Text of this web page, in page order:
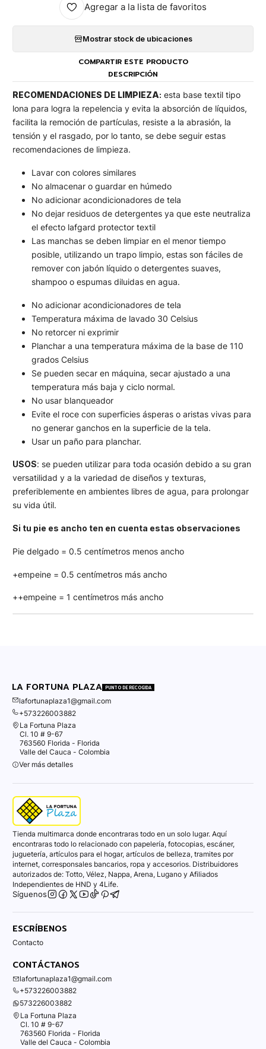
Agregar a la lista de favoritos
Mostrar stock de ubicaciones
COMPARTIR ESTE PRODUCTO
DESCRIPCIÓN
RECOMENDACIONES DE LIMPIEZA: esta base textil tipo
lona para logra la repelencia y evita la absorción de líquidos,
facilita la remoción de partículas, resiste a la abrasión, la
tensión y el rasgado, por lo tanto, se debe seguir estas
recomendaciones de limpieza.
Lavar con colores similares
No almacenar o guardar en húmedo
No adicionar acondicionadores de tela
No dejar residuos de detergentes ya que este neutraliza
el efecto lafgard protector textil
Las manchas se deben limpiar en el menor tiempo
posible, utilizando un trapo limpio, estas son fáciles de
remover con jabón líquido o detergentes suaves,
shampoo o espumas diluidas en agua.
No adicionar acondicionadores de tela
Temperatura máxima de lavado 30 Celsius
No retorcer ni exprimir
Planchar a una temperatura máxima de la base de 110
grados Celsius
Se pueden secar en máquina, secar ajustado a una
temperatura más baja y ciclo normal.
No usar blanqueador
Evite el roce con superficies ásperas o aristas vivas para
no generar ganchos en la superficie de la tela.
Usar un paño para planchar.
USOS: se pueden utilizar para toda ocasión debido a su gran
versatilidad y a la variedad de diseños y texturas,
preferiblemente en ambientes libres de agua, para prolongar
su vida útil.
Si tu pie es ancho ten en cuenta estas observaciones
Pie delgado = 0.5 centímetros menos ancho
+empeine = 0.5 centímetros más ancho
++empeine = 1 centímetros más ancho
LA FORTUNA PLAZA PUNTO DE RECOGIDA
lafortunaplaza1@gmail.com
+573226003882
La Fortuna Plaza
Cl. 10 # 9-67
763560 Florida - Florida
Valle del Cauca - Colombia
Ver más detalles
Tienda multimarca donde encontraras todo en un solo lugar. Aquí
encontraras todo lo relacionado con papelería, fotocopias, escáner,
juguetería, artículos para el hogar, artículos de belleza, tramites por
internet, corresponsales bancarios, ropa y accesorios. Distribuidores
autorizados de: Totto, Vélez, Nappa, Arena, Lugano y Afiliados
Independientes de HND y 4Life.
Síguenos
ESCRÍBENOS
Contacto
CONTÁCTANOS
lafortunaplaza1@gmail.com
+573226003882
573226003882
La Fortuna Plaza
Cl. 10 # 9-67
763560 Florida - Florida
Valle del Cauca - Colombia